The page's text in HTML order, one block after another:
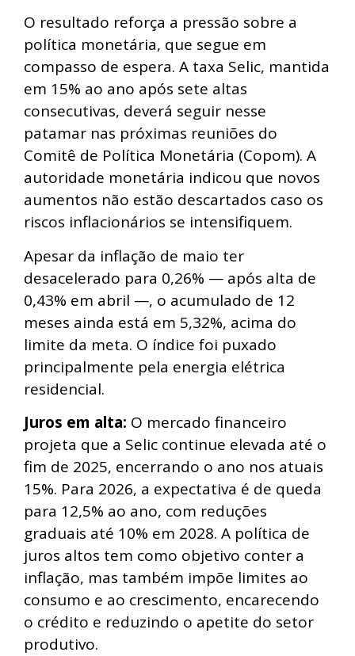
O resultado reforça a pressão sobre a
política monetária, que segue em
compasso de espera. A taxa Selic, mantida
em 15% ao ano após sete altas
consecutivas, deverá seguir nesse
patamar nas próximas reuniões do
Comitê de Política Monetária (Copom). A
autoridade monetária indicou que novos
aumentos não estão descartados caso os
riscos inflacionários se intensifiquem.
Apesar da inflação de maio ter
desacelerado para 0,26% — após alta de
0,43% em abril —, o acumulado de 12
meses ainda está em 5,32%, acima do
limite da meta. O índice foi puxado
principalmente pela energia elétrica
residencial.
Juros em alta: O mercado financeiro
projeta que a Selic continue elevada até o
fim de 2025, encerrando o ano nos atuais
15%. Para 2026, a expectativa é de queda
para 12,5% ao ano, com reduções
graduais até 10% em 2028. A política de
juros altos tem como objetivo conter a
inflação, mas também impõe limites ao
consumo e ao crescimento, encarecendo
o crédito e reduzindo o apetite do setor
produtivo.